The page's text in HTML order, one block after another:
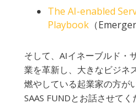
The AI-enabled
Playbook （
そして、AIイネーブルド・
業を革新し、大きなビジネ
燃やしている起業家の方が
SAAS FUNDとお話させてく